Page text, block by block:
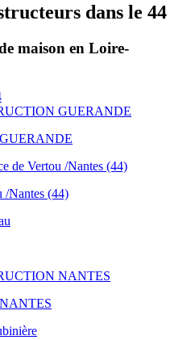
dans le 44
maison en Loire-
/Nantes (44)